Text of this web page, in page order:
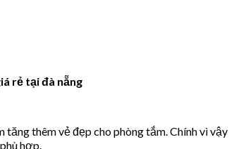
rẻ tại đà nẵng
thêm vẻ đẹp cho phòng tắm. Chính vì vậy
hợp.